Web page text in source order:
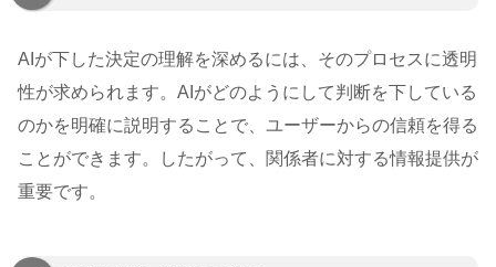
AIが下した決定の理解を深めるには、そのプロセスに透明
性が求められます。AIがどのようにして判断を下している
のかを明確に説明することで、ユーザーからの信頼を得る
ことができます。したがって、関係者に対する情報提供が
重要です。